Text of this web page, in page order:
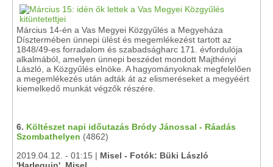
Március 14-én a Vas Megyei Közgyűlés a Megyeháza
Dísztermében ünnepi ülést és megemlékezést tartott az
1848/49-es forradalom és szabadságharc 171. évfordulója
alkalmából, amelyen ünnepi beszédet mondott Majthényi
László, a Közgyűlés elnöke. A hagyományoknak megfelelően
a megemlékezés után adták át az elismeréseket a megyéért
kiemelkedő munkát végzők részére.
6. Költészet napi időutazás Bródy Jánossal - Ráadás
Szombathelyen (4862)
2019.04.12. - 01:15 | Misel - Fotók: Büki László